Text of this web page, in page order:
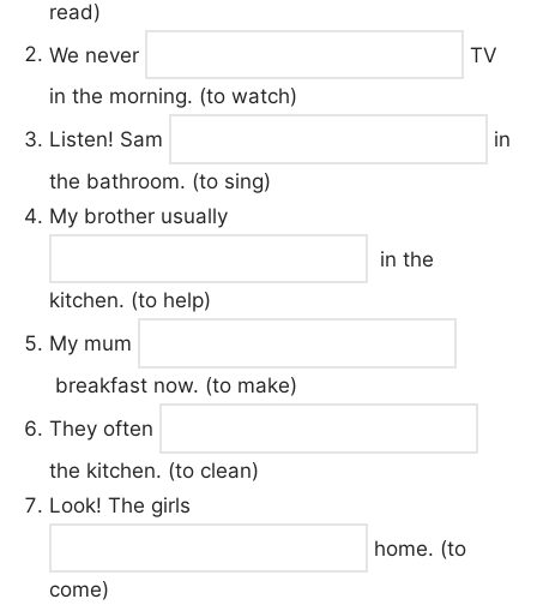
read)
We never
TV
in the morning. (to watch)
Listen! Sam
in
the bathroom. (to sing)
My brother usually
in the
kitchen. (to help)
My mum
breakfast now. (to make)
They often
the kitchen. (to clean)
Look! The girls
home. (to
come)